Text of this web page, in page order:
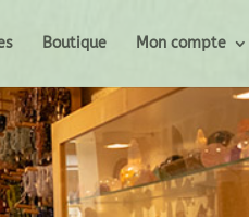
Boutique Mon compte